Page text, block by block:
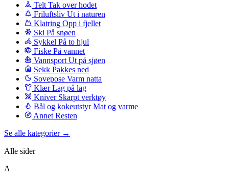
Telt Tak over hodet
Friluftsliv Ut i naturen
Klatring Opp i fjellet
Ski På snøen
Sykkel På to hjul
Fiske På vannet
Vannsport Ut på sjøen
Sekk Pakkes ned
Sovepose Varm natta
Klær Lag på lag
Kniver Skarpt verktøy
Bål og kokeutstyr Mat og varme
Annet Resten
Se alle kategorier →
Alle sider
A